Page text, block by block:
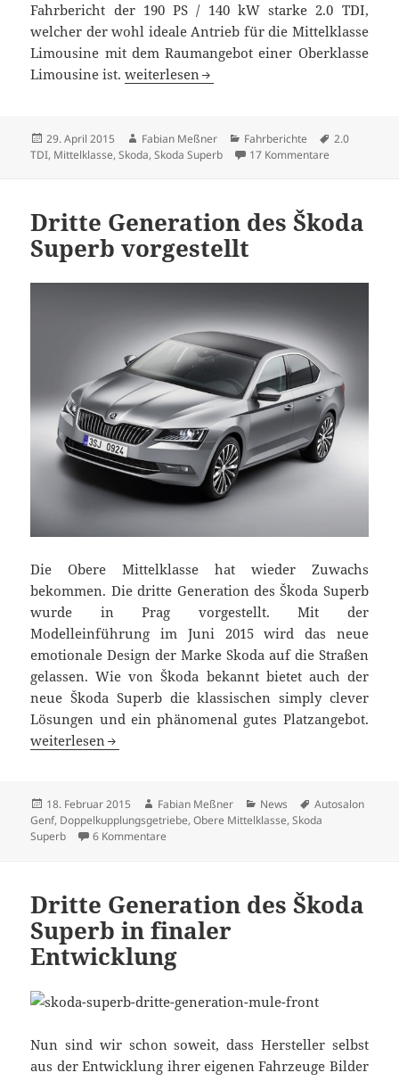
Fahrbericht der 190 PS / 140 kW starke 2.0 TDI,
welcher der wohl ideale Antrieb für die Mittelklasse
Limousine mit dem Raumangebot einer Oberklasse
Limousine ist.Erste Fahrt im neuen Škoda Superb 2.0 TDI
weiterlesen
Veröffentlicht
am
29. April 2015 Autor
Fabian Meßner Kategorien
Fahrberichte Schlagwörter
2.0
TDI, Mittelklasse,Skoda,Skoda Superb 17 Kommentare
Dritte Generation des Škoda
Superb vorgestellt
Die Obere Mittelklasse hat wieder Zuwachs
bekommen. Die dritte Generation des Škoda Superb
wurde in Prag vorgestellt. Mit der
Modelleinführung im Juni 2015 wird das neue
emotionale Design der Marke Skoda auf die Straßen
gelassen. Wie von Škoda bekannt bietet auch der
neue Škoda Superb die klassischen simply clever
Lösungen und ein phänomenal gutes Platzangebot.
Dritte Generation des Škoda Superb vorgestellt
weiterlesen
Veröffentlicht
am
18. Februar 2015 Autor
Fabian Meßner Kategorien
News Schlagwörter
Autosalon
Genf, Doppelkupplungsgetriebe,Obere Mittelklasse,Skoda
Superb
6 Kommentare
Dritte Generation des Škoda
Superb in finaler
Entwicklung
Nun sind wir schon soweit, dass Hersteller selbst
aus der Entwicklung ihrer eigenen Fahrzeuge Bilder